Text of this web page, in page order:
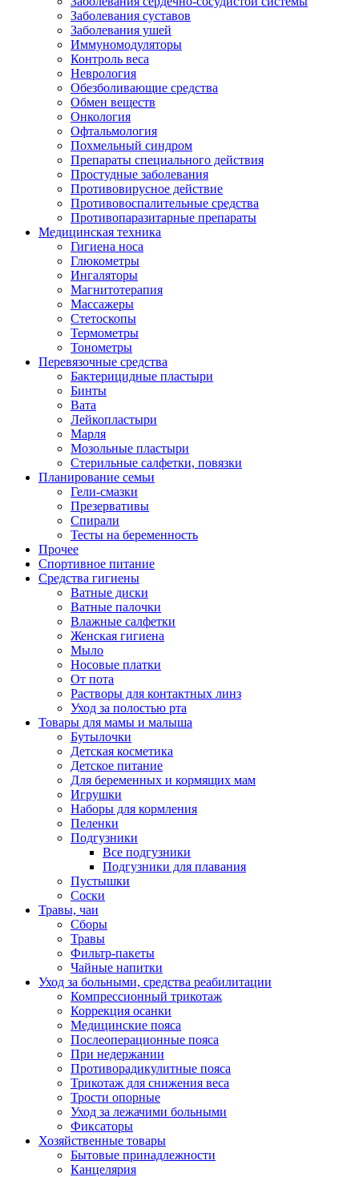
Заболевания суставов
Заболевания ушей
Иммуномодуляторы
Контроль веса
Неврология
Обезболивающие средства
Обмен веществ
Онкология
Офтальмология
Похмельный синдром
Препараты специального действия
Простудные заболевания
Противовирусное действие
Противовоспалительные средства
Противопаразитарные препараты
Медицинская техника
Гигиена носа
Глюкометры
Ингаляторы
Магнитотерапия
Массажеры
Стетоскопы
Термометры
Тонометры
Перевязочные средства
Бактерицидные пластыри
Бинты
Вата
Лейкопластыри
Марля
Мозольные пластыри
Стерильные салфетки, повязки
Планирование семьи
Гели-смазки
Презервативы
Спирали
Тесты на беременность
Прочее
Спортивное питание
Средства гигиены
Ватные диски
Ватные палочки
Влажные салфетки
Женская гигиена
Мыло
Носовые платки
От пота
Растворы для контактных линз
Уход за полостью рта
Товары для мамы и малыша
Бутылочки
Детская косметика
Детское питание
Для беременных и кормящих мам
Игрушки
Наборы для кормления
Пеленки
Подгузники
Все подгузники
Подгузники для плавания
Пустышки
Соски
Травы, чаи
Сборы
Травы
Фильтр-пакеты
Чайные напитки
Уход за больными, средства реабилитации
Компрессионный трикотаж
Коррекция осанки
Медицинские пояса
Послеоперационные пояса
При недержании
Противорадикулитные пояса
Трикотаж для снижения веса
Трости опорные
Уход за лежачими больными
Фиксаторы
Хозяйственные товары
Бытовые принадлежности
Канцелярия